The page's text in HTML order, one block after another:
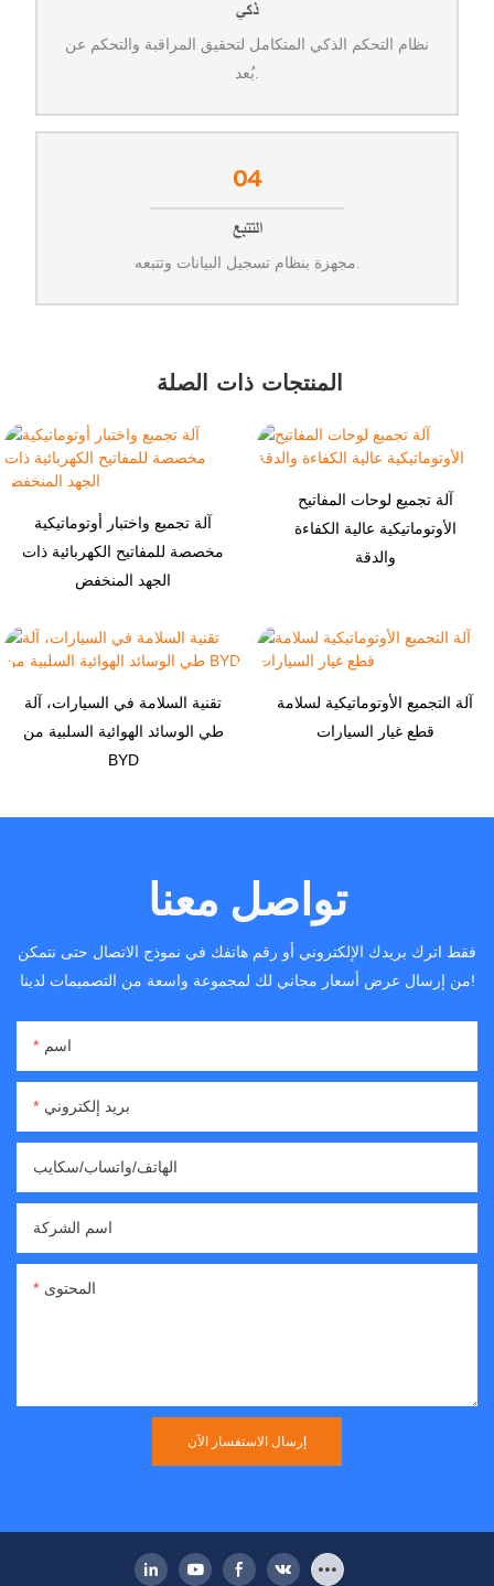
ذكي
نظام التحكم الذكي المتكامل لتحقيق المراقبة والتحكم عن
بُعد.
04
التتبع
المنتجات ذات الصلة
آلة تجميع واختبار أوتوماتيكية
مخصصة للمفاتيح الكهربائية ذات
الجهد المنخفض
آلة تجميع لوحات المفاتيح
الأوتوماتيكية عالية الكفاءة
والدقة
تقنية السلامة في السيارات، آلة
طي الوسائد الهوائية السلبية من
BYD
آلة التجميع الأوتوماتيكية لسلامة
قطع غيار السيارات
تواصل معنا
فقط اترك بريدك الإلكتروني أو رقم هاتفك في نموذج الاتصال حتى نتمكن
من إرسال عرض أسعار مجاني لك لمجموعة واسعة من التصميمات لدينا!
اسم
بريد إلكتروني
الهاتف/واتساب/سكايب
اسم الشركة
المحتوى
إرسال الاستفسار الآن